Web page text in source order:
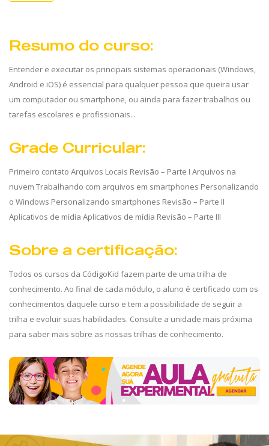
Resumo do curso:
Entender e executar os principais sistemas operacionais (Windows,
Android e iOS) é essencial para qualquer pessoa que queira usar
um computador ou smartphone, ou ainda para fazer trabalhos ou
tarefas escolares e profissionais...
Grade Curricular:
Primeiro contato Arquivos Locais Revisão – Parte I Arquivos na
nuvem Trabalhando com arquivos em smartphones Personalizando
o Windows Personalizando smartphones Revisão – Parte II
Aplicativos de mídia Aplicativos de mídia Revisão – Parte III
Sobre a certificação:
Todos os cursos da CódigoKid fazem parte de uma trilha de
conhecimento. Ao final de cada módulo, o aluno é certificado com os
conhecimentos daquele curso e tem a possibilidade de seguir a
trilha e evoluir suas habilidades. Consulte a unidade mais próxima
para saber mais sobre as nossas trilhas de conhecimento.